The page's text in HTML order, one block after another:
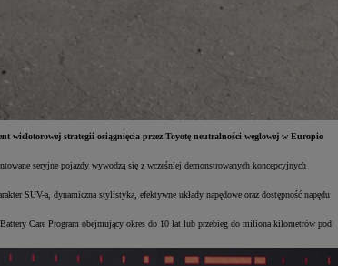
strategii osiągnięcia przez Toyotę neutralności węglowej w Europie
seryjne pojazdy wywodzą się z wcześniej demonstrowanych koncepcyjnych
SUV-a, dynamiczna stylistyka, efektywne układy napędowe oraz dostępność napędu
Care Program obejmujący okres do 10 lat lub przebieg do miliona kilometrów pod